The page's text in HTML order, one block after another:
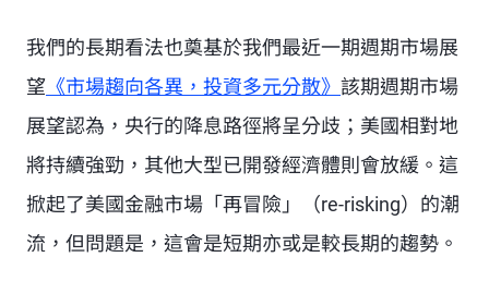
我們的長期看法也奠基於我們最近一期週期市場展
望 《市場趨向各異，投資多元分散》 該期週期市場
展望認為，央行的降息路徑將呈分歧；美國相對地
將持續強勁，其他大型已開發經濟體則會放緩。這
掀起了美國金融市場「再冒險」（re-risking）的潮
流，但問題是，這會是短期亦或是較長期的趨勢。